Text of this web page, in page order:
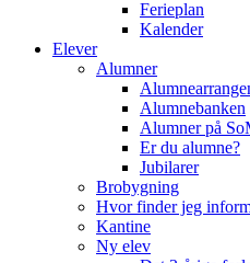
Ferieplan
Kalender
Elever
Alumner
Alumnebanken
Alumner på
Er du alumne?
Jubilarer
Brobygning
Hvor finder jeg
Kantine
Ny elev